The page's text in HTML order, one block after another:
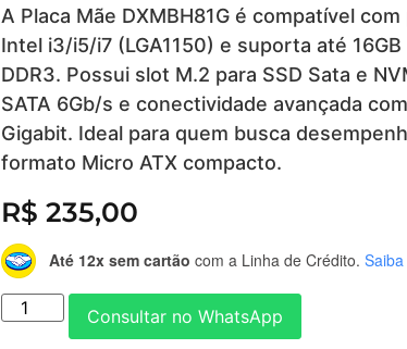
A Placa Mãe DXMBH81G é compatível
Intel i3/i5/i7 (LGA1150) e suporta até
DDR3. Possui slot M.2 para SSD Sata e
SATA 6Gb/s e conectividade avançada
Gigabit. Ideal para quem busca
formato Micro ATX compacto.
R$ 235,00
Até 12x sem cartão com a Linha de Crédito.
Consultar no WhatsApp